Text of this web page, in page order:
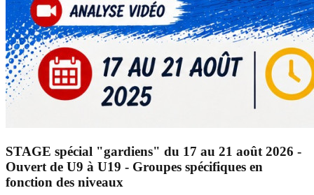
STAGE spécial "gardiens" du 17 au 21 août 2026 -
Ouvert de U9 à U19 - Groupes spécifiques en
fonction des niveaux